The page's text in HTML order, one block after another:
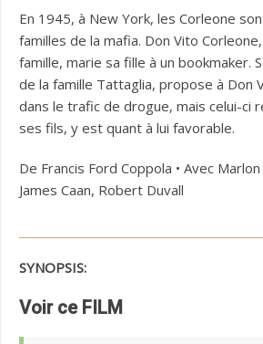
En 1945, à New York, les Corleone
familles de la mafia. Don Vito
famille, marie sa fille à un bookmaker.
de la famille Tattaglia, propose à Don
dans le trafic de drogue, mais celui-ci
ses fils, y est quant à lui favorable.
De Francis Ford Coppola • Avec
James Caan, Robert Duvall
SYNOPSIS:
Voir ce FILM